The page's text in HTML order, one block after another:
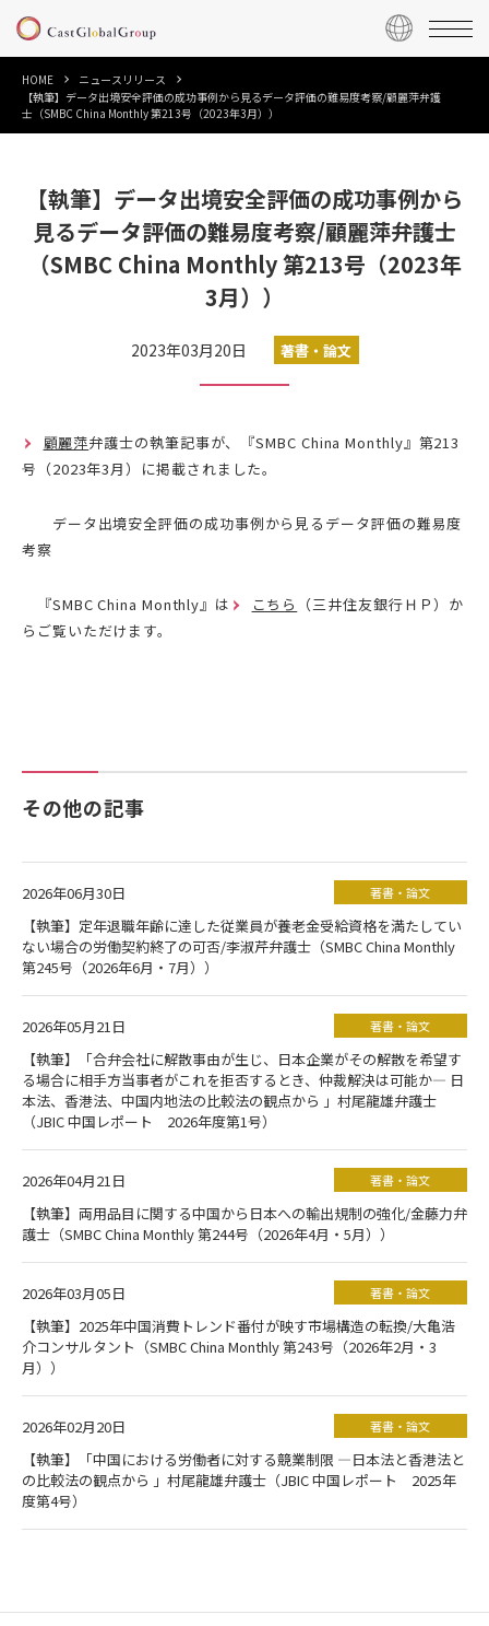
HOME
ニュースリリース
【執筆】データ出境安全評価の成功事例から見るデータ評価の難易度考察/顧麗萍弁護
士（SMBC China Monthly 第213号（2023年3月））
【執筆】データ出境安全評価の成功事例から
見るデータ評価の難易度考察/顧麗萍弁護士
（SMBC China Monthly 第213号（2023年
3月））
2023年03月20日 著書・論文
顧麗萍弁護士の執筆記事が、『SMBC China Monthly』第213
号（2023年3月）に掲載されました。
データ出境安全評価の成功事例から見るデータ評価の難易度
考察
『SMBC China Monthly』は こちら
（三井住友銀行ＨＰ）か
らご覧いただけます。
その他の記事
2026年06月30日 著書・論文
【執筆】定年退職年齢に達した従業員が養老金受給資格を満たしてい
ない場合の労働契約終了の可否/李淑芹弁護士（SMBC China Monthly
第245号（2026年6月・7月））
2026年05月21日 著書・論文
【執筆】「合弁会社に解散事由が生じ、日本企業がその解散を希望す
る場合に相手方当事者がこれを拒否するとき、仲裁解決は可能か― 日
本法、香港法、中国内地法の比較法の観点から 」村尾龍雄弁護士
（JBIC 中国レポート 2026年度第1号）
2026年04月21日 著書・論文
【執筆】両用品目に関する中国から日本への輸出規制の強化/金藤力弁
護士（SMBC China Monthly 第244号（2026年4月・5月））
2026年03月05日 著書・論文
【執筆】2025年中国消費トレンド番付が映す市場構造の転換/大亀浩
介コンサルタント（SMBC China Monthly 第243号（2026年2月・3
月））
2026年02月20日 著書・論文
【執筆】「中国における労働者に対する競業制限 ―日本法と香港法と
の比較法の観点から 」村尾龍雄弁護士（JBIC 中国レポート 2025年
度第4号）